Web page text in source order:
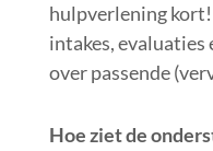
hulpverlening
intakes, evaluaties
over passende
Hoe ziet de